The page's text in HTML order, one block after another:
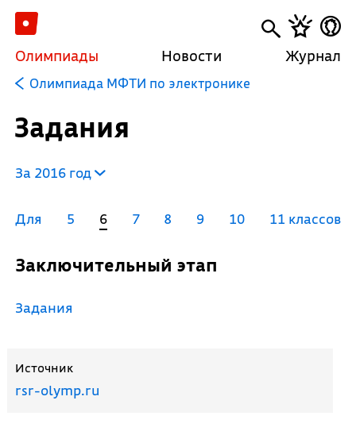
Олимпиады Новости Журнал
Олимпиада МФТИ по электронике
Задания
За 2016 год
Для 5 6 7 8 9 10 11 классов
Заключительный этап
Задания
Источник
rsr-olymp.ru